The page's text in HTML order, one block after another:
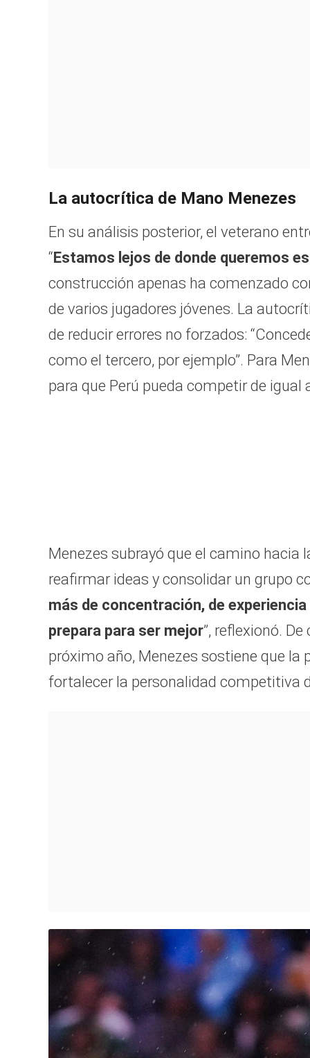
La autocrítica de Mano Menezes
En su análisis posterior, el veterano
“Estamos lejos de donde queremos
construcción apenas ha comenzado
de varios jugadores jóvenes. La
de reducir errores no forzados:
como el tercero, por ejemplo”. Para
para que Perú pueda competir de
Menezes subrayó que el camino hacia
reafirmar ideas y consolidar un grupo
más de concentración, de
prepara para ser mejor”, reflexionó.
próximo año, Menezes sostiene que
fortalecer la personalidad competitiva